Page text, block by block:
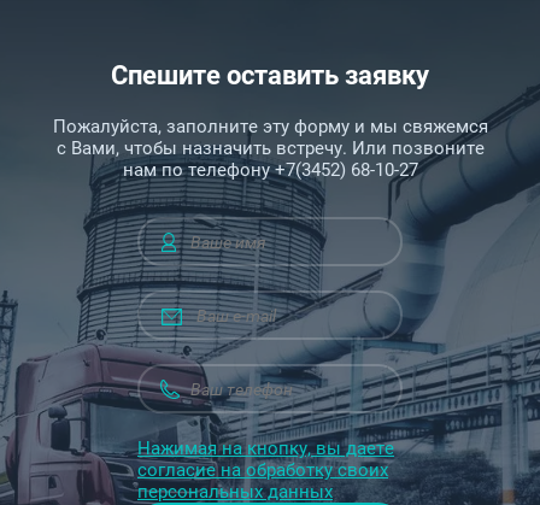
Спешите оставить заявку
Пожалуйста, заполните эту форму и мы свяжемся
с Вами, чтобы назначить встречу. Или позвоните
нам по телефону +7(3452) 68-10-27
Нажимая на кнопку, вы даете
согласие на обработку своих
персональных данных